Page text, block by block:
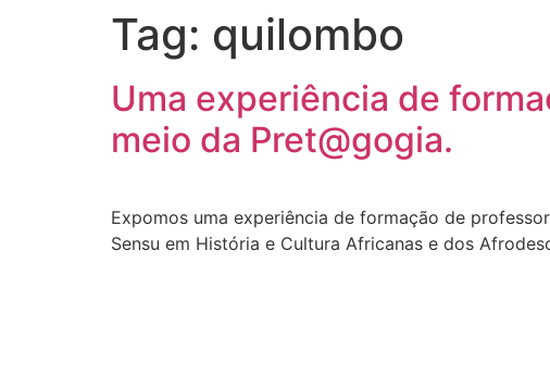
Tag: quilombo
Uma experiência de
meio da Pret@gogia.
Expomos uma experiência de formação de
Sensu em História e Cultura Africanas e dos